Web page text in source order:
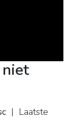
| Laatste